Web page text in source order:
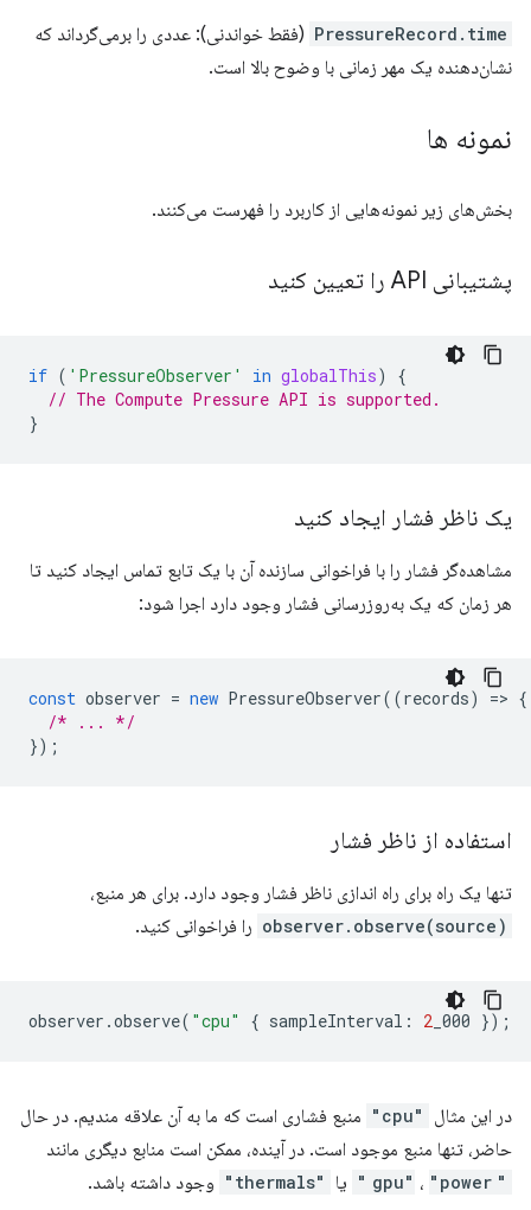
PressureRecord.time (فقط خواندنی): عددی را برمی‌گرداند که
نشان‌دهنده یک مهر زمانی با وضوح بالا است.
نمونه ها
بخش‌های زیر نمونه‌هایی از کاربرد را فهرست می‌کنند.
پشتیبانی API را تعیین کنید
if ( 'PressureObserver' in globalThis)
{
// The Compute Pressure API is supported.
}
یک ناظر فشار ایجاد کنید
مشاهده‌گر فشار را با فراخوانی سازنده آن با یک تابع تماس ایجاد کنید تا
هر زمان که یک به‌روزرسانی فشار وجود دارد اجرا شود:
const observer = new PressureObserver((records) => {
/* ... */
});
استفاده از ناظر فشار
تنها یک راه برای راه اندازی ناظر فشار وجود دارد. برای هر منبع،
observer.observe(source) را فراخوانی کنید.
observer .observe( "cpu" { sampleInterval : 2 _000 });
در این مثال "cpu"
منبع فشاری است که ما به آن علاقه مندیم. در حال
حاضر، تنها منبع موجود است. در آینده، ممکن است منابع دیگری مانند
"gpu" ، "power" یا "thermals" وجود داشته باشد.